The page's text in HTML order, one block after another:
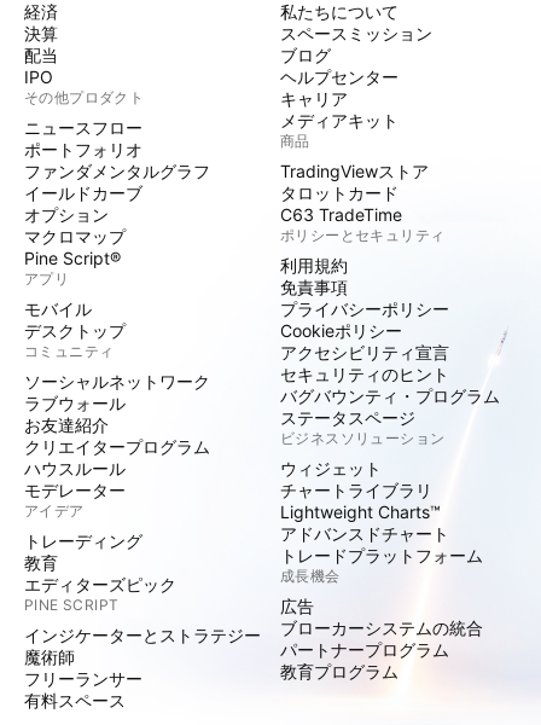
経済
決算
配当
IPO
その他プロダクト
ニュースフロー
ポートフォリオ
ファンダメンタルグラフ
イールドカーブ
オプション
マクロマップ
Pine Script®
アプリ
モバイル
デスクトップ
コミュニティ
ソーシャルネットワーク
ラブウォール
お友達紹介
クリエイタープログラム
ハウスルール
モデレーター
アイデア
トレーディング
教育
エディターズピック
PINE SCRIPT
インジケーターとストラテジー
魔術師
フリーランサー
有料スペース
私たちについて
スペースミッション
ブログ
ヘルプセンター
キャリア
メディアキット
商品
TradingViewストア
タロットカード
C63 TradeTime
ポリシーとセキュリティ
利用規約
免責事項
プライバシーポリシー
Cookieポリシー
アクセシビリティ宣言
セキュリティのヒント
バグバウンティ・プログラム
ステータスページ
ビジネスソリューション
ウィジェット
チャートライブラリ
Lightweight Charts™
アドバンスドチャート
トレードプラットフォーム
成長機会
広告
ブローカーシステムの統合
パートナープログラム
教育プログラム